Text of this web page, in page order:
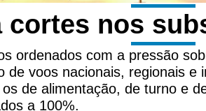
cortes nos
ordenados com a pressão
de voos nacionais, regionais
de alimentação, de turno e
a 100%.